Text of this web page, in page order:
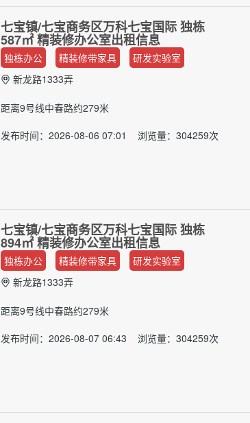
七宝镇/七宝商务区万科七宝国际 独栋
587㎡ 精装修办公室出租信息
独栋办公
精装修带家具
研发实验室
新龙路1333弄
距离9号线中春路约279米
发布时间：2026-08-06 07:01 浏览量：304259次
七宝镇/七宝商务区万科七宝国际 独栋
894㎡ 精装修办公室出租信息
独栋办公
精装修带家具
研发实验室
新龙路1333弄
距离9号线中春路约279米
发布时间：2026-08-07 06:43 浏览量：304259次